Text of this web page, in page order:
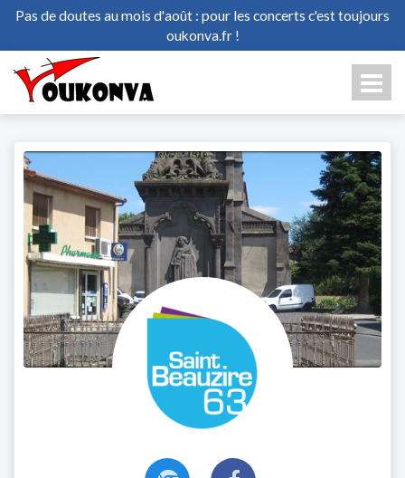
Pas de doutes au mois d'août : pour les concerts c'est toujours
oukonva.fr !